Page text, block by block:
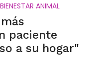
ANIMAL
paciente
a su hogar"